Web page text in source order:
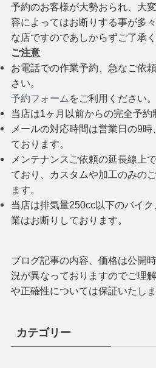
予約のお客様が大勢おられ、大
容によってはお断りする事が多
な店ですのであしからずご了承く
ご注意
お電話での作業予約、急なご依
さい。
予約フォーム をご利用ください。
当店は1ヶ月以前からの完全予約
メールの対応時間は営業日の9
ております。
メンテナンスご依頼の延長線上
ており、カスタムや加工のみの
ます。
当店は排気量250cc以下のバイ
業はお断りしております。
ブログ記事の内容、価格は公開
況が異なっておりますのでご理
や正確性については保証いたしま
カテゴリー